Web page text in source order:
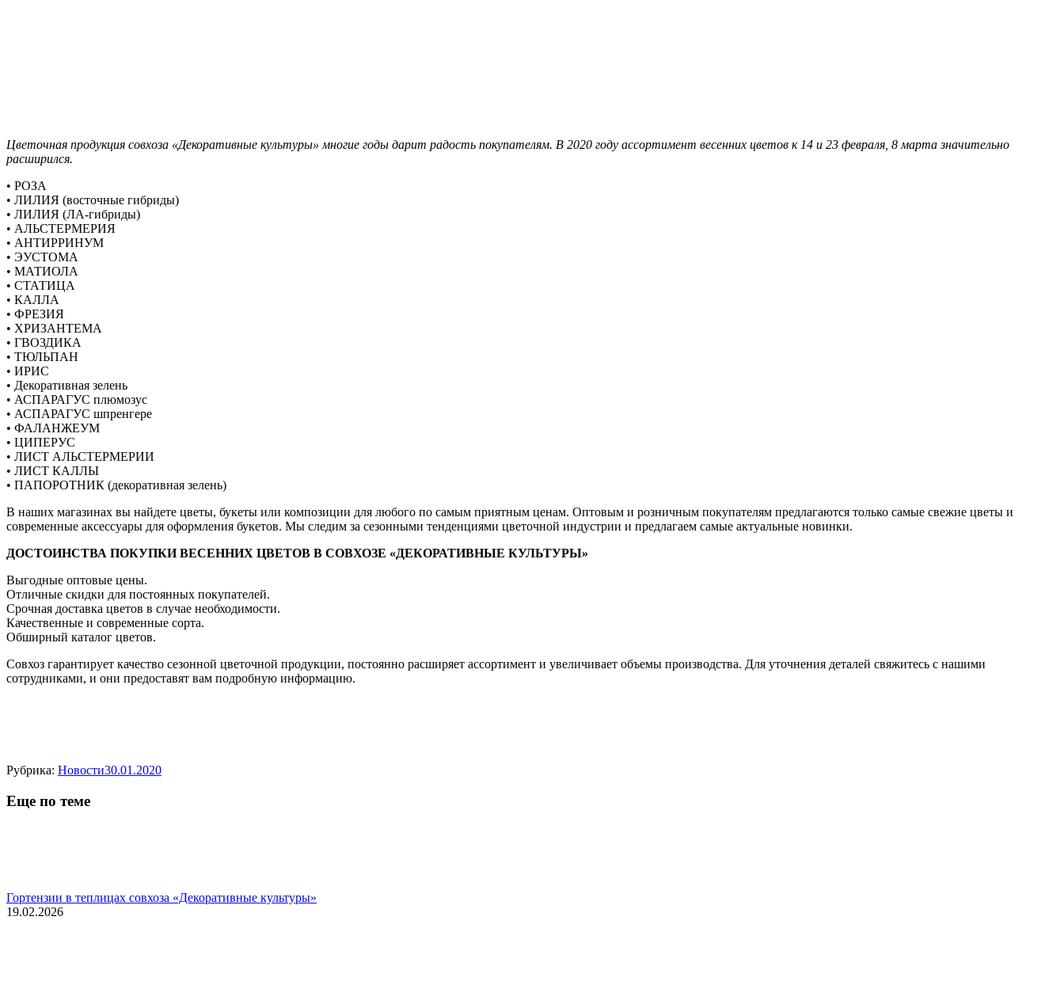
Цветочная продукция совхоза «Декоративные культуры» многие годы дарит радость покупателям. В 2020 году ассортимент весенних цветов к 14 и 23 февраля, 8 марта значительно
расширился.
• РОЗА
• ЛИЛИЯ (восточные гибриды)
• ЛИЛИЯ (ЛА-гибриды)
• АЛЬСТЕРМЕРИЯ
• АНТИРРИНУМ
• ЭУСТОМА
• МАТИОЛА
• СТАТИЦА
• КАЛЛА
• ФРЕЗИЯ
• ХРИЗАНТЕМА
• ГВОЗДИКА
• ТЮЛЬПАН
• ИРИС
• Декоративная зелень
• АСПАРАГУС плюмозус
• АСПАРАГУС шпренгере
• ФАЛАНЖЕУМ
• ЦИПЕРУС
• ЛИСТ АЛЬСТЕРМЕРИИ
• ЛИСТ КАЛЛЫ
• ПАПОРОТНИК (декоративная зелень)
В наших магазинах вы найдете цветы, букеты или композиции для любого по самым приятным ценам. Оптовым и розничным покупателям предлагаются только самые свежие цветы и
современные аксессуары для оформления букетов. Мы следим за сезонными тенденциями цветочной индустрии и предлагаем самые актуальные новинки.
ДОСТОИНСТВА ПОКУПКИ ВЕСЕННИХ ЦВЕТОВ В СОВХОЗЕ «ДЕКОРАТИВНЫЕ КУЛЬТУРЫ»
Выгодные оптовые цены.
Отличные скидки для постоянных покупателей.
Срочная доставка цветов в случае необходимости.
Качественные и современные сорта.
Обширный каталог цветов.
Совхоз гарантирует качество сезонной цветочной продукции, постоянно расширяет ассортимент и увеличивает объемы производства. Для уточнения деталей свяжитесь с нашими
сотрудниками, и они предоставят вам подробную информацию.
Рубрика: Новости30.01.2020
Еще по теме
Гортензии в теплицах совхоза «Декоративные культуры»
19.02.2026